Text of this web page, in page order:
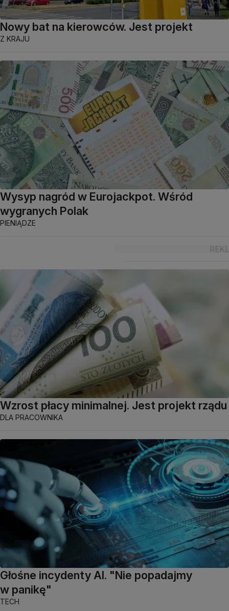
Nowy bat na kierowców. Jest projekt
Z KRAJU
Wysyp nagród w Eurojackpot. Wśród
wygranych Polak
PIENIĄDZE
Wzrost płacy minimalnej. Jest projekt rządu
DLA PRACOWNIKA
Głośne incydenty AI. "Nie popadajmy
w panikę"
TECH